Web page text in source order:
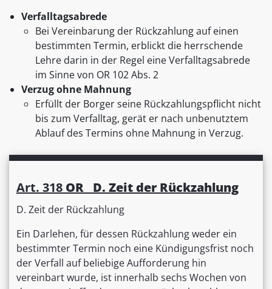
Verfalltagsabrede
Bei Vereinbarung der Rückzahlung auf einen
bestimmten Termin, erblickt die herrschende
Lehre darin in der Regel eine Verfalltagsabrede
im Sinne von OR 102 Abs. 2
Verzug ohne Mahnung
Erfüllt der Borger seine Rückzahlungspflicht nicht
bis zum Verfalltag, gerät er nach unbenutztem
Ablauf des Termins ohne Mahnung in Verzug.
Art. 318 OR D. Zeit der Rückzahlung
D. Zeit der Rückzahlung
Ein Darlehen, für dessen Rückzahlung weder ein
bestimmter Termin noch eine Kündigungsfrist noch
der Verfall auf beliebige Aufforderung hin
vereinbart wurde, ist innerhalb sechs Wochen von